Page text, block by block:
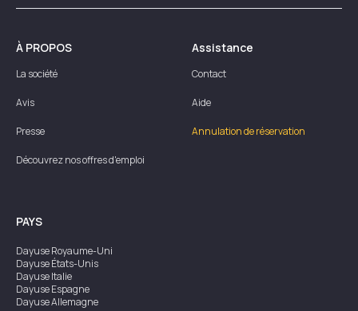
À PROPOS
La société
Avis
Presse
Découvrez nos offres d'emploi
Assistance
Contact
Aide
Annulation de réservation
PAYS
DayuseRoyaume-Uni
DayuseÉtats-Unis
DayuseItalie
DayuseEspagne
DayuseAllemagne